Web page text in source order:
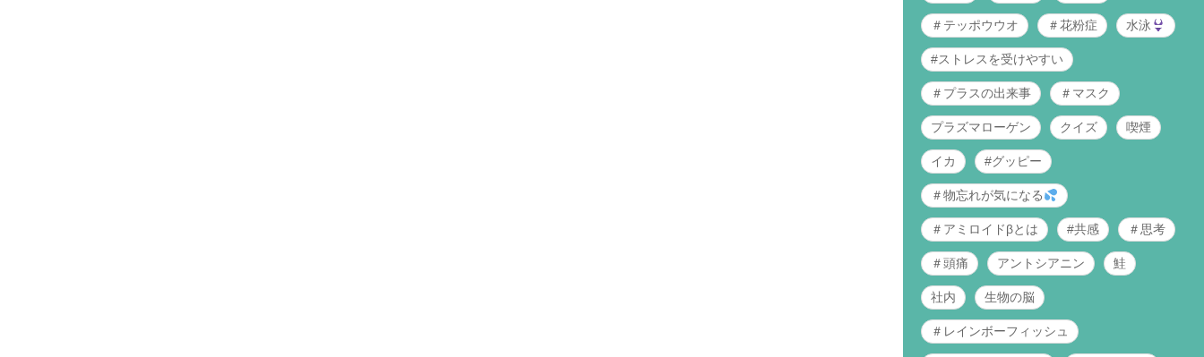
＃テッポウウオ ＃花粉症 水泳
#ストレスを受けやすい
＃プラスの出来事 ＃マスク
プラズマローゲン クイズ 喫煙
イカ #グッピー
＃物忘れが気になる
＃アミロイドβとは #共感 ＃思考
＃頭痛 アントシアニン 鮭
社内 生物の脳
＃レインボーフィッシュ